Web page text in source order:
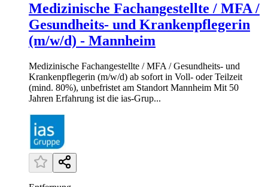
Medizinische Fachangestellte / MFA /
Gesundheits- und Krankenpflegerin
(m/w/d) - Mannheim
Medizinische Fachangestellte / MFA / Gesundheits- und
Krankenpflegerin (m/w/d) ab sofort in Voll- oder Teilzeit
(mind. 80%), unbefristet am Standort Mannheim Mit 50
Jahren Erfahrung ist die ias-Grup...